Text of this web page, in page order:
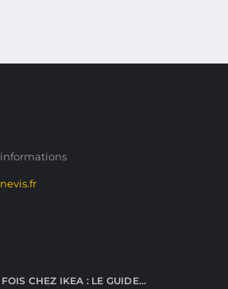
CHEZ IKEA : LE GUIDE…